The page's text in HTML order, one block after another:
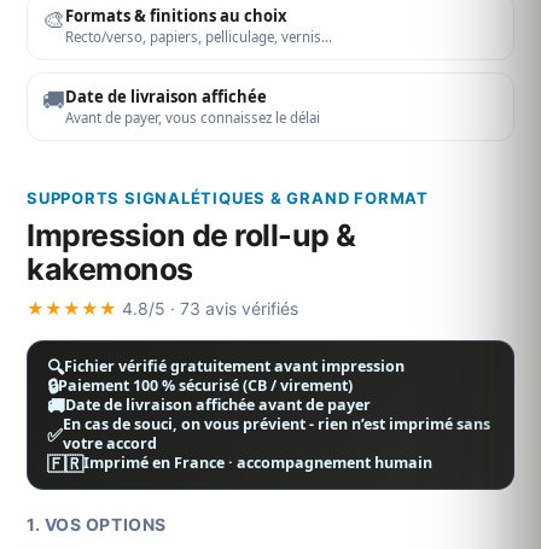
🎨Formats & finitions au choix
Recto/verso, papiers, pelliculage, vernis…
🚚Date de livraison affichée
Avant de payer, vous connaissez le délai
SUPPORTS SIGNALÉTIQUES & GRAND FORMAT
Impression de roll-up &
kakemonos
★★★★★ 4.8/5 · 73 avis vérifiés
🔍Fichier vérifié gratuitement avant impression
🔒Paiement 100 % sécurisé (CB / virement)
🚚Date de livraison affichée avant de payer
✅En cas de souci, on vous prévient - rien n’est imprimé sans
votre accord
🇫🇷Imprimé en France · accompagnement humain
1. VOS OPTIONS